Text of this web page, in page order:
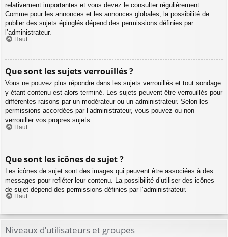
relativement importantes et vous devez le consulter régulièrement.
Comme pour les annonces et les annonces globales, la possibilité de
publier des sujets épinglés dépend des permissions définies par
l’administrateur.
Haut
Que sont les sujets verrouillés ?
Vous ne pouvez plus répondre dans les sujets verrouillés et tout sondage
y étant contenu est alors terminé. Les sujets peuvent être verrouillés pour
différentes raisons par un modérateur ou un administrateur. Selon les
permissions accordées par l’administrateur, vous pouvez ou non
verrouiller vos propres sujets.
Haut
Que sont les icônes de sujet ?
Les icônes de sujet sont des images qui peuvent être associées à des
messages pour refléter leur contenu. La possibilité d’utiliser des icônes
de sujet dépend des permissions définies par l’administrateur.
Haut
Niveaux d’utilisateurs et groupes